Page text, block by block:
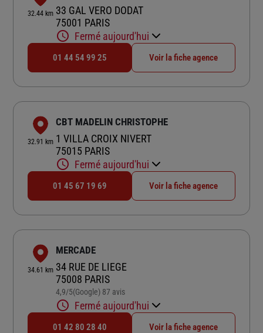
32.44 km 33 GAL VERO DODAT
75001 PARIS
Fermé aujourd'hui
01 44 54 99 25 Voir la fiche agence
32.91 km
CBT MADELIN CHRISTOPHE
1 VILLA CROIX NIVERT
75015 PARIS
Fermé aujourd'hui
01 45 67 19 69 Voir la fiche agence
34.61 km
MERCADE
34 RUE DE LIEGE
75008 PARIS
4,9/5Note de 4.9 sur 5
(Google) 87 avis
Fermé aujourd'hui
01 42 80 28 40 Voir la fiche agence